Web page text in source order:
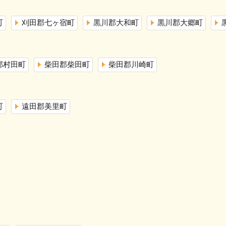
刈田郡七ヶ宿町 黒川郡大和町 黒川郡大郷町
村田町 柴田郡柴田町 柴田郡川崎町
遠田郡美里町